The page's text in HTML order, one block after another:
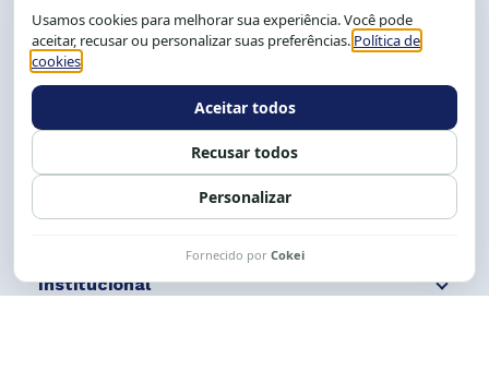
CEP: 40.150-055
Salvador-BA, Brasil.
Tel.: (71) 2104-5457, Cel.: (71) 9 9239-2104 ou 2105
Expediente: 8h às 12h e 13 às 17h.
Siga nossas redes Fale conosco
Institucional